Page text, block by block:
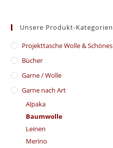
Unsere Produkt-Kategorien
​Projekttasche Wolle & Schönes
Bücher
Garne / Wolle
Garne nach Art
Alpaka
Baumwolle
Leinen
Merino